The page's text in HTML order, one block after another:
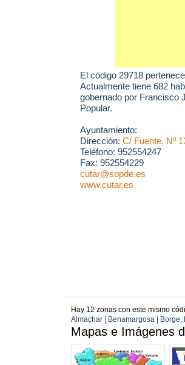
El código 29718
Actualmente tiene 682
gobernado por Francisco
Popular.
Ayuntamiento:
Dirección: C/ Fuente, Nº
Teléfono: 952554247
Fax: 952554229
cutar@sopde.es
www.cutar.es
Hay 12 zonas con este mismo
Almachar | Benamargosa | Borge,
Mapas e Imágenes